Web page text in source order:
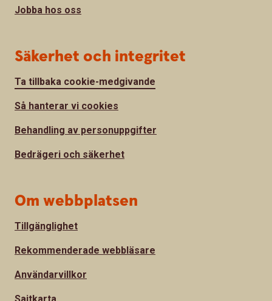
Jobba hos oss
Säkerhet och integritet
Ta tillbaka cookie-medgivande
Så hanterar vi cookies
Behandling av personuppgifter
Bedrägeri och säkerhet
Om webbplatsen
Tillgänglighet
Rekommenderade webbläsare
Användarvillkor